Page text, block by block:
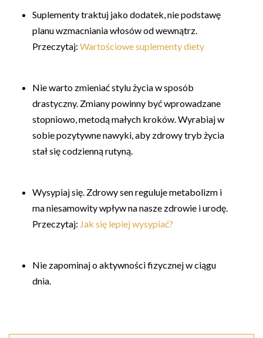
Suplementy traktuj jako dodatek, nie podstawę
planu wzmacniania włosów od wewnątrz.
Przeczytaj: Wartościowe suplementy diety
Nie warto zmieniać stylu życia w sposób
drastyczny. Zmiany powinny być wprowadzane
stopniowo, metodą małych kroków. Wyrabiaj w
sobie pozytywne nawyki, aby zdrowy tryb życia
stał się codzienną rutyną.
Wysypiaj się. Zdrowy sen reguluje metabolizm i
ma niesamowity wpływ na nasze zdrowie i urodę.
Przeczytaj: Jak się lepiej wysypiać?
Nie zapominaj o aktywności fizycznej w ciągu
dnia.